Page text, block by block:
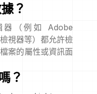
？
（例如 Adobe
視器等）都允許檢
案的屬性或資訊面
？